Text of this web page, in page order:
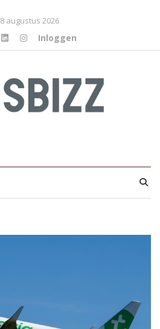
8 augustus 2026
Inloggen